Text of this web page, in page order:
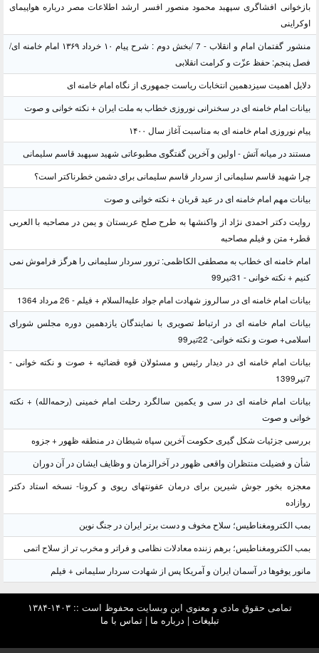
بازخوانی افشاگری سپهبد محمود منصور افسر ارشد اطلاعات مصر درباره هواپیمای
اوکراینی
منشور گفتمان امام و انقلاب - 7 /بخش دوم : شرح پیام ۱۰ خرداد ۱۳۶۹ امام خامنه ای/
فصل پنجم: حفظ عزّت و کرامت انقلابی
دلایل اهمیت سیزدهمین انتخابات ریاست جمهوری از نگاه امام خامنه ای
بیانات امام خامنه ای در سخنرانی نوروزی خطاب به ملت ایران + نکته خوانی و صوت
پیام نوروزی امام خامنه ای به مناسبت آغاز سال ۱۴۰۰
مستند در میانه آتش - اولین و آخرین گفتگوی مطبوعاتی شهید سپهبد قاسم سلیمانی
چرا شهید قاسم سلیمانی از سردار قاسم سلیمانی برای دشمن خطرناکتر است؟
بیانات مهم امام خامنه ای در عید قربان + نکته خوانی و صوت
روایت دکتر احمدی نژاد از واکنشها به طرح صلح عربستان و یمن در مصاحبه با العربی
قطر+ متن و فیلم مصاحبه
امام خامنه ای خطاب به مصطفی الکاظمی: ترور سردار سلیمانی را هرگز فراموش نمی
کنیم + نکته خوانی - 31تیر99
بیانات امام خامنه ای در سالروز شهادت امام جواد علیه‌السلام + فیلم - 26 مرداد 1364
بیانات امام خامنه ای در ارتباط تصویری با نمایندگان یازدهمین دوره مجلس شورای
اسلامی+ صوت و نکته خوانی- 22تیر99
بیانات امام خامنه ای در دیدار رئیس و مسئولان قوه قضائیه + صوت و نکته خوانی -
7تیر1399
بیانات امام خامنه ای در سی و یکمین سالگرد رحلت امام خمینی (رحمه‌الله) + نکته
خوانی و صوت
بررسی جزئیات شکل گیری حکومت آخرین سپاه شیطان در منطقه ظهور + جزوه
شأن و فضیلت منتظران واقعی ظهور در آخرالزمان و وظایف ایشان در آن دوران
معجزه بخور جوش شیرین برای درمان عفونتهای ریوی و کرونا- نسخه استاد دکتر
روازاده
بمب الکترومغناطیس؛ سلاح مخوف و دست برتر ایران در جنگ نوین
بمب الکترومغناطیس؛ برهم زننده معادلات نظامی و فراتر و مخرب تر از سلاح اتمی
مانور یوفوها در آسمان ایران و آمریکا پس از شهادت سردار سلیمانی + فیلم
تمامی حقوق مادی و معنوی این وبسایت محفوظ است :: ۱۴۰۳-۱۳۸۴
تبلیغات | درباره ما |تماس با ما